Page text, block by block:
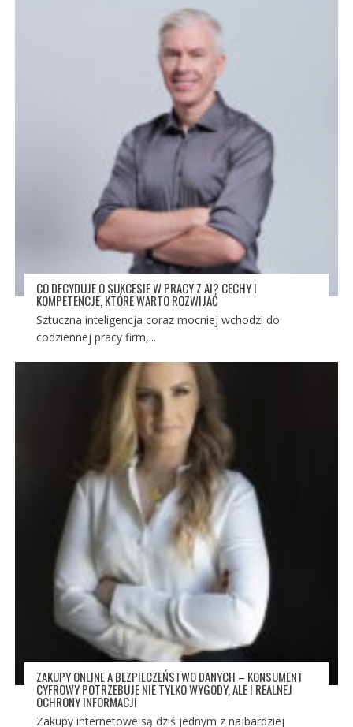
CO DECYDUJE O SUKCESIE W PRACY Z AI? CECHY I
KOMPETENCJE, KTÓRE WARTO ROZWIJAĆ
Sztuczna inteligencja coraz mocniej wchodzi do
codziennej pracy firm,...
ZAKUPY ONLINE A BEZPIECZEŃSTWO DANYCH – KONSUMENT
CYFROWY POTRZEBUJE NIE TYLKO WYGODY, ALE I REALNEJ
OCHRONY INFORMACJI
Zakupy internetowe są dziś jednym z najbardziej